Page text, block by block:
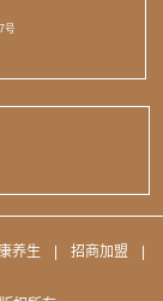
号
养生 招商加盟